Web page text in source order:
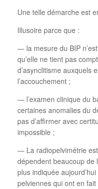
Une telle démarche est
Illusoire parce que :
— la mesure du BIP
qu’elle ne tient pas
d’asynclitisme auxquels
l’accouchement ;
— l’examen clinique du
certaines anomalies du
pas d’affirmer avec
impossible ;
— La radiopelvimétrie
dépendent beaucoup de
plus indiquée
pelviennes qui ont en fait